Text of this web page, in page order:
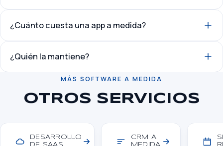
¿Cuánto cuesta una app a medida?
¿Quién la mantiene?
MÁS SOFTWARE A MEDIDA
OTROS SERVICIOS
DESARROLLO
DE SAAS
CRM A
MEDIDA